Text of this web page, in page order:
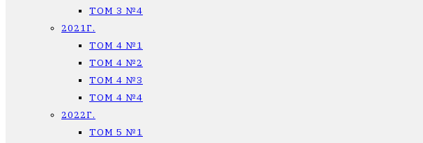
ТОМ 3 №4
2021Г.
ТОМ 4 №1
ТОМ 4 №2
ТОМ 4 №3
ТОМ 4 №4
2022Г.
ТОМ 5 №1